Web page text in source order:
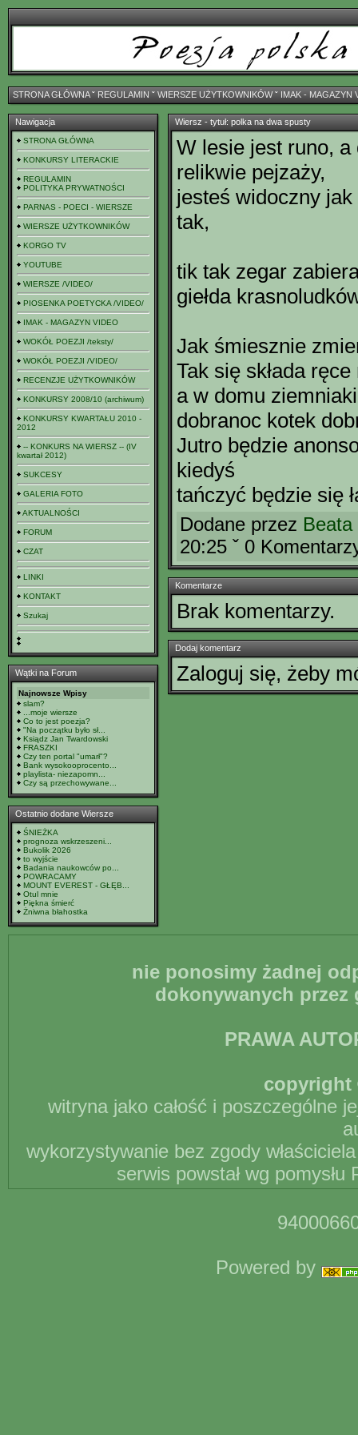
STRONA GŁÓWNAˇ REGULAMIN ˇ WIERSZE UŻYTKOWNIKÓWˇ IMAK - MAGAZYN
Nawigacja
STRONA GŁÓWNA
KONKURSY LITERACKIE
REGULAMIN
POLITYKA PRYWATNOŚCI
PARNAS - POECI - WIERSZE
WIERSZE UŻYTKOWNIKÓW
KORGO TV
YOUTUBE
WIERSZE /VIDEO/
PIOSENKA POETYCKA /VIDEO/
IMAK - MAGAZYN VIDEO
WOKÓŁ POEZJI /teksty/
WOKÓŁ POEZJI /VIDEO/
RECENZJE UŻYTKOWNIKÓW
KONKURSY 2008/10 (archiwum)
KONKURSY KWARTAŁU 2010 -
2012
-- KONKURS NA WIERSZ -- (IV
kwartał 2012)
SUKCESY
GALERIA FOTO
AKTUALNOŚCI
FORUM
CZAT
LINKI
KONTAKT
Szukaj
Wątki na Forum
Najnowsze Wpisy
slam?
...moje wiersze
Co to jest poezja?
"Na początku było sł...
Ksiądz Jan Twardowski
FRASZKI
Czy ten portal "umarł"?
Bank wysokooprocento...
playlista- niezapomn...
Czy są przechowywane...
Ostatnio dodane Wiersze
ŚNIEŻKA
prognoza wskrzeszeni...
Bukolik 2026
to wyjście
Badania naukowców po...
POWRACAMY
MOUNT EVEREST - GŁĘB...
Otul mnie
Piękna śmierć
Żniwna błahostka
Wiersz - tytuł: polka na dwa spusty
W lesie jest runo,
relikwie pejzaży,
jesteś widoczny
tak,
tik tak zegar
giełda
Jak śmiesznie
Tak się składa
a w domu
dobranoc kotek
Jutro będzie
kiedyś
tańczyć będzie się
Dodane przez
20:25 ˇ 0
Komentarze
Brak komentarzy.
Dodaj komentarz
Zaloguj się, żeby
nie ponosimy żadnej
dokonywanych
PRAWA
copyright
witryna jako całość i poszczególne
wykorzystywanie bez zgody
serwis powstał wg
Powered by